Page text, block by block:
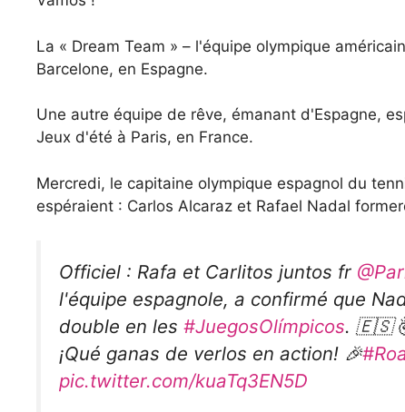
La « Dream Team » – l'équipe olympique
Barcelone, en Espagne.
Une autre équipe de rêve, émanant d'Espagne,
Jeux d'été à Paris, en France.
Mercredi, le capitaine olympique espagnol du
espéraient : Carlos Alcaraz et Rafael Nadal
Officiel : Rafa et Carlitos juntos fr
l'équipe espagnole, a confirmé que
double en les #JuegosOlímpicos. 🇪🇸
¡Qué ganas de verlos en action! 🎉
pic.twitter.com/kuaTq3EN5D